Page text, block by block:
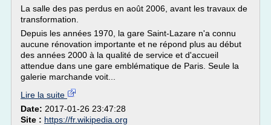
La salle des pas perdus en août 2006, avant les travaux de
transformation.
Depuis les années 1970, la gare Saint-Lazare n'a connu
aucune rénovation importante et ne répond plus au début
des années 2000 à la qualité de service et d'accueil
attendue dans une gare emblématique de Paris. Seule la
galerie marchande voit...
Lire la suite
Date: 2017-01-26 23:47:28
Site : https://fr.wikipedia.org